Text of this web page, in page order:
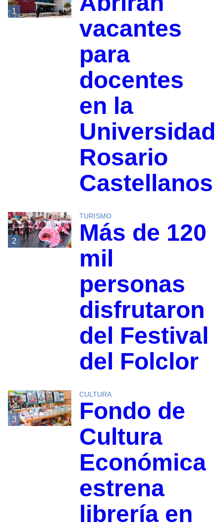
1
vacantes
para
docentes
en la
Universidad
Rosario
Castellanos
2
TURISMO
Más de 120
mil
personas
disfrutaron
del Festival
del Folclor
3
CULTURA
Fondo de
Cultura
Económica
estrena
librería en